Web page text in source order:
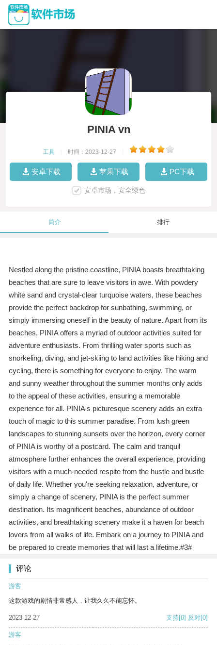
PINIA vn
工具 时间：2023-12-27
安卓下载 苹果下载 PC下载
安卓市场，安全绿色
简介 排行
Nestled along the pristine coastline, PINIA boasts breathtaking
beaches that are sure to leave visitors in awe. With powdery
white sand and crystal-clear turquoise waters, these beaches
provide the perfect backdrop for sunbathing, swimming, or
simply immersing oneself in the beauty of nature. Apart from its
beaches, PINIA offers a myriad of outdoor activities suited for
adventure enthusiasts. From thrilling water sports such as
snorkeling, diving, and jet-skiing to land activities like hiking and
cycling, there is something for everyone to enjoy. The warm
and sunny weather throughout the summer months only adds
to the appeal of these activities, ensuring a memorable
experience for all. PINIA's picturesque scenery adds an extra
touch of magic to this summer paradise. From lush green
landscapes to stunning sunsets over the horizon, every corner
of PINIA is worthy of a postcard. The calm and tranquil
atmosphere further enhances the overall experience, providing
visitors with a much-needed respite from the hustle and bustle
of daily life. Whether you're seeking relaxation, adventure, or
simply a change of scenery, PINIA is the perfect summer
destination. Its magnificent beaches, abundance of outdoor
activities, and breathtaking scenery make it a haven for beach
lovers from all walks of life. Embark on a journey to PINIA and
be prepared to create memories that will last a lifetime.#3#
评论
游客
这款游戏的剧情非常感人，让我久久不能忘怀。
2023-12-27 支持[0] 反对[0]
游客